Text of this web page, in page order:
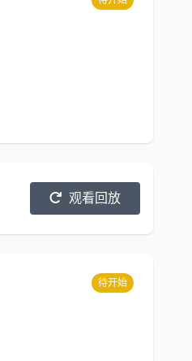
观看回放
待开始